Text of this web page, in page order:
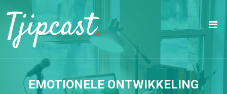
EMOTIONELE ONTWIKKELING